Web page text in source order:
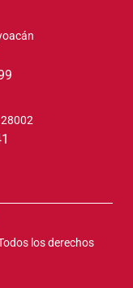
los derechos